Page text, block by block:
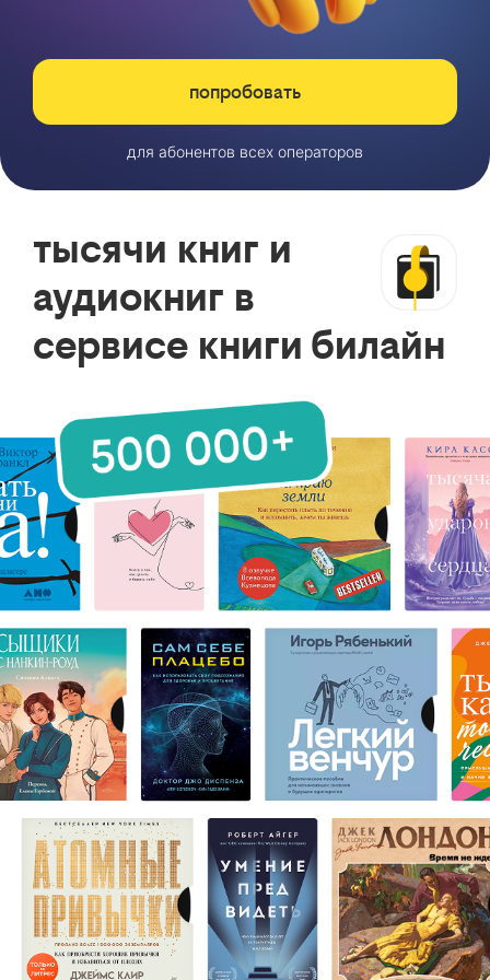
попробовать
для абонентов всех операторов
тысячи книг и
аудиокниг в
сервисе книги билайн